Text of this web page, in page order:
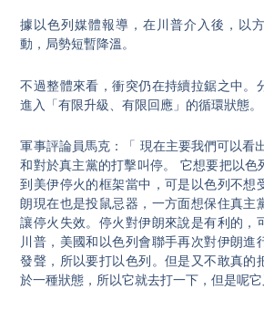
據以色列媒體報導，在川普介入後，以
動，局勢短暫降溫。
不過整體來看，衝突仍在持續拉鋸之中。
進入「有限升級、有限回應」的循環狀態。
軍事評論員馬克：「 現在主要我們可以看
和對於真主黨的打擊叫停。 它想要把以色
到美伊停火的框架當中，可是以色列不想
朗現在也是投鼠忌器，一方面想保住真主
讓停火失效。停火對伊朗來說是有利的，
川普，美國和以色列會聯手再次對伊朗進
發聲，所以要打以色列。但是又不敢真的
於一種狀態，所以它就去打一下，但是呢它